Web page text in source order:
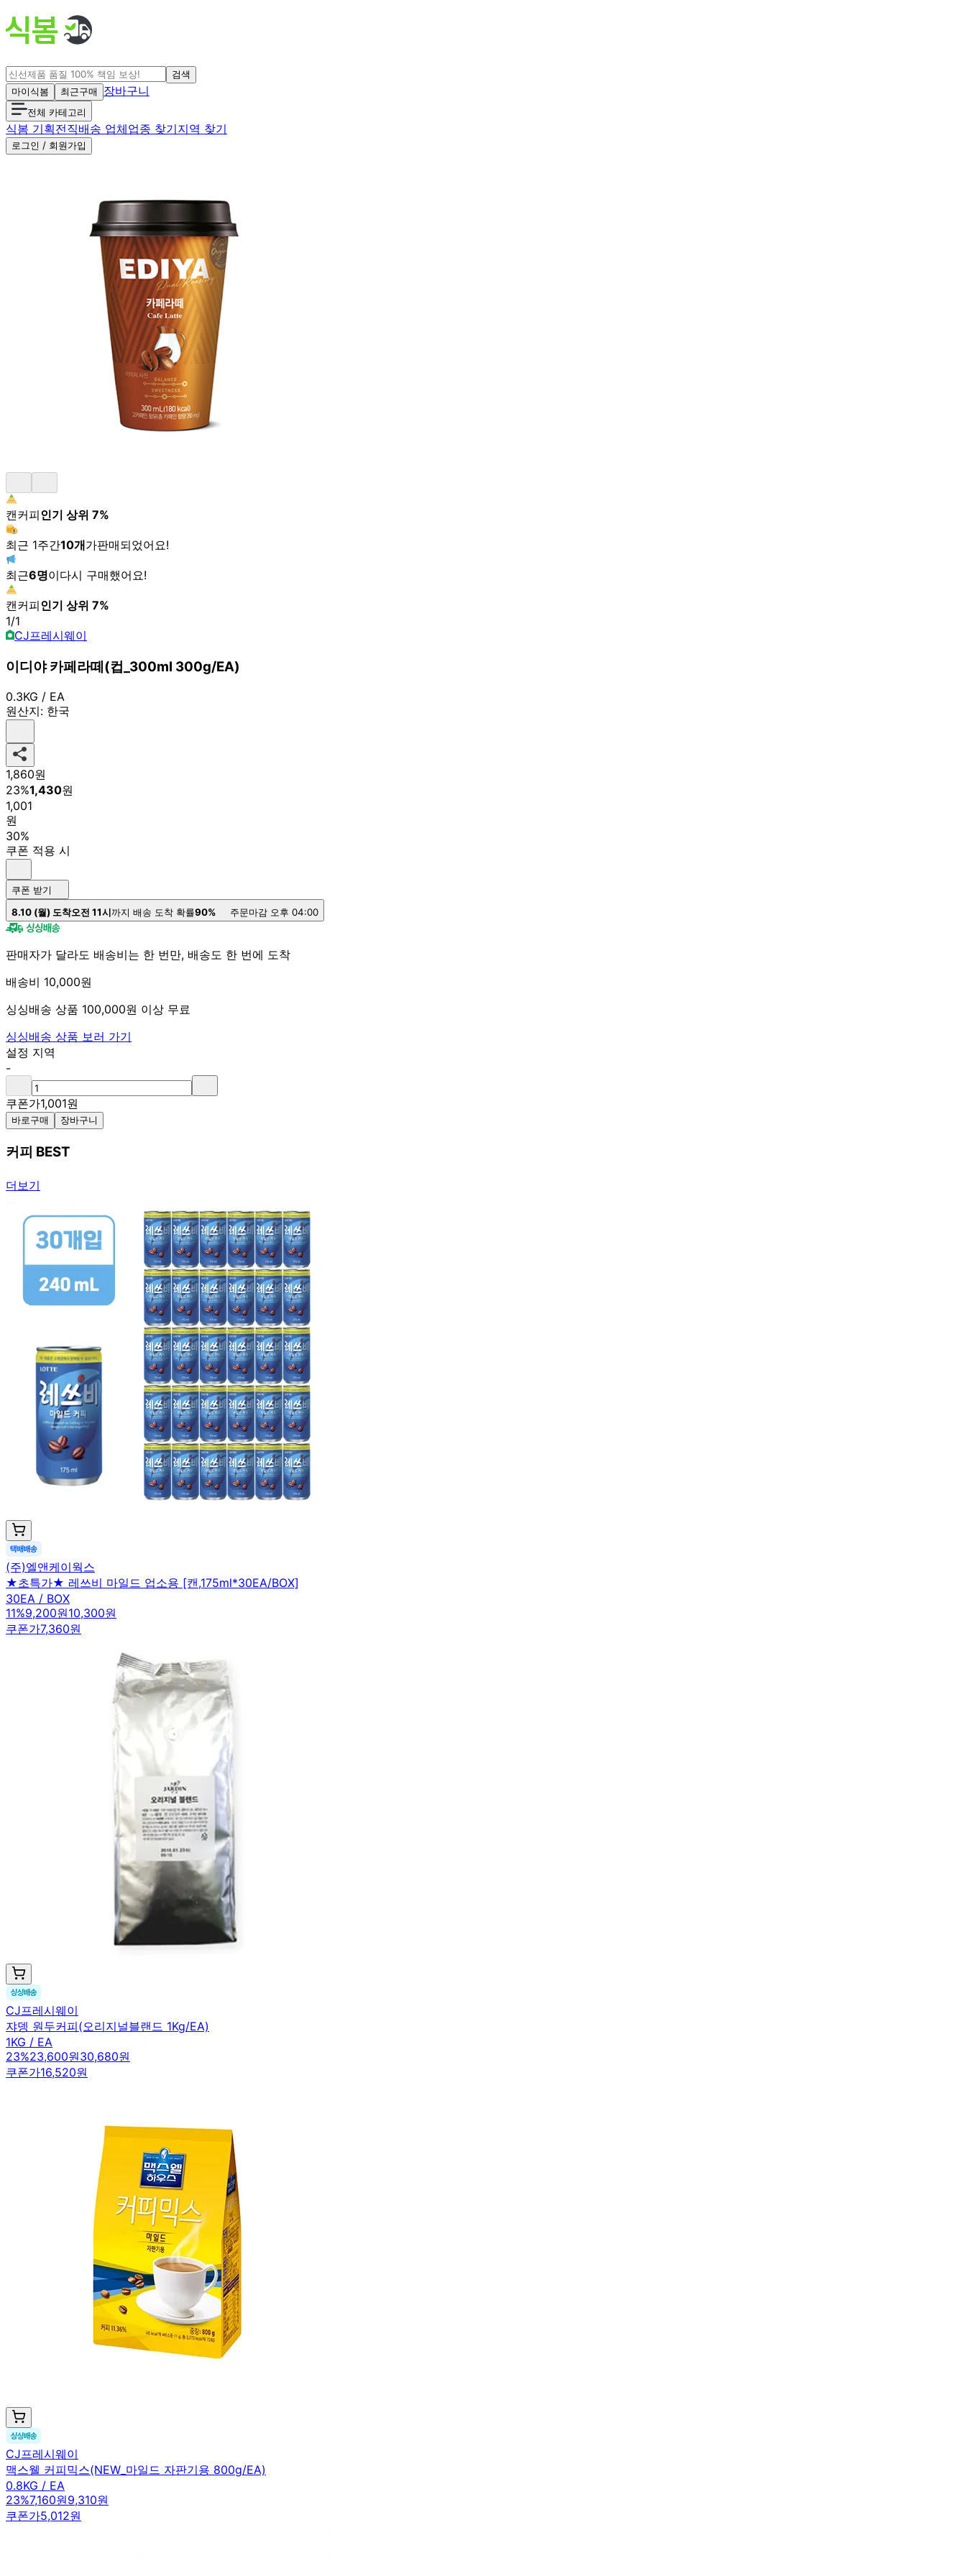
검색
마이식봄
최근구매 장바구니
전체 카테고리
식봄 기획전직배송 업체업종 찾기지역 찾기
로그인 / 회원가입
캔커피인기 상위 7%
최근 1주간10개가판매되었어요!
최근6명이다시 구매했어요!
캔커피인기 상위 7%
1/1
CJ프레시웨이
이디야 카페라떼(컵_300ml 300g/EA)
0.3KG / EA
원산지: 한국
1,860원
23%1,430원
1,001
원
30%
쿠폰 적용 시
쿠폰 받기
8.10 (월) 도착오전 11시까지 배송 도착 확률90% 주문마감 오후 04:00
판매자가 달라도 배송비는 한 번만, 배송도 한 번에 도착
배송비 10,000원
싱싱배송 상품 100,000원 이상 무료
싱싱배송 상품 보러 가기
설정 지역
-
쿠폰가1,001원
바로구매 장바구니
커피 BEST
더보기
(주)엘앤케이웍스
★초특가★ 레쓰비 마일드 업소용 [캔,175ml*30EA/BOX]
30EA / BOX
11%9,200원10,300원
쿠폰가7,360원
CJ프레시웨이
쟈뎅 원두커피(오리지널블랜드 1Kg/EA)
1KG / EA
23%23,600원30,680원
쿠폰가16,520원
CJ프레시웨이
맥스웰 커피믹스(NEW_마일드 자판기용 800g/EA)
0.8KG / EA
23%7,160원9,310원
쿠폰가5,012원